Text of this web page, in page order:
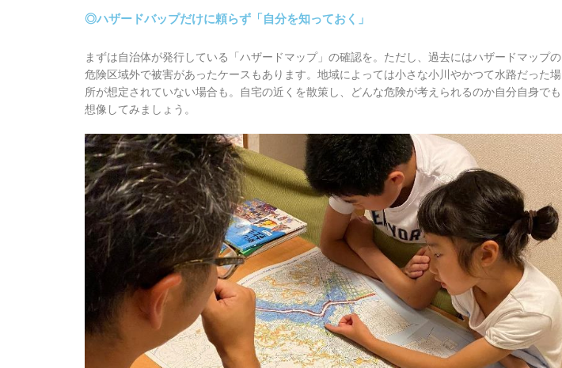
◎ハザードバップだけに頼らず「自分を知っておく」
まずは自治体が発行している「ハザードマップ」の確認を。ただし、過去にはハザードマップの
危険区域外で被害があったケースもあります。地域によっては小さな小川やかつて水路だった場
所が想定されていない場合も。自宅の近くを散策し、どんな危険が考えられるのか自分自身でも
想像してみましょう。